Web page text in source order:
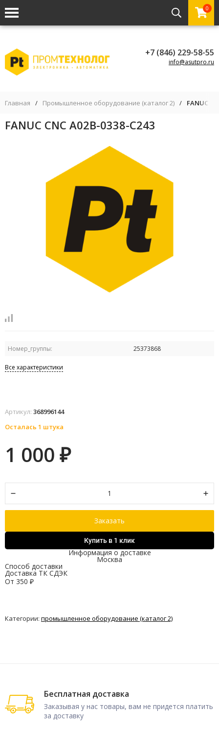
0
+7 (846) 229-58-55
info@asutpro.ru
Главная / Промышленное оборудование (каталог 2) / FANUC
FANUC CNC A02B-0338-C243
Номер_группы: 25373868
Все характеристики
Артикул: 368996144
Осталась 1 штука
1 000 ₽
Заказать
Купить в 1 клик
Информация о доставке
Москва
Способ доставки
Доставка ТК СДЭК
От 350 ₽
Категории: промышленное оборудование (каталог 2)
Бесплатная доставка
Заказывая у нас товары, вам не придется платить
за доставку